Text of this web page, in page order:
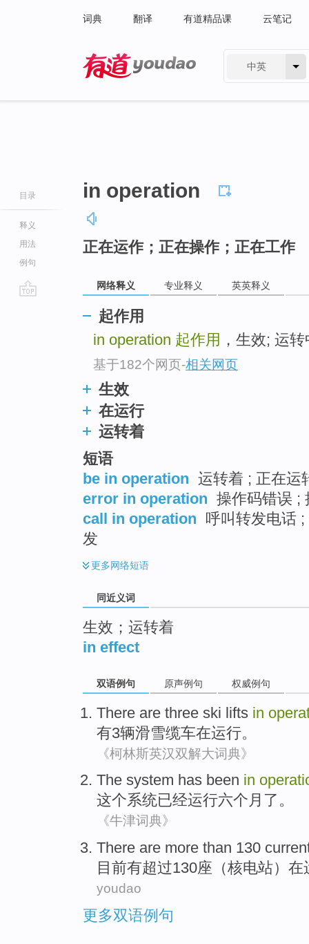
词典 翻译 有道精品课 云笔记
中英
目录
释义
用法
例句
in operation
正在运作；正在操作；正在工作
网络释义 专业释义 英英释义
起作用
in operation 起作用 ，生效; 运
基于182个网页-相关网页
生效
在运行
运转着
短语
be in operation 运转着 ; 正在运
error in operation 操作码错误 ;
call in operation 呼叫转发电话
发
更多网络短语
同近义词
生效；运转着
in effect
双语例句 原声例句 权威例句
There are three ski lifts in
有3辆滑雪缆车在运行。
《柯林斯英汉双解大词典》
The system has been in
这个系统已经运行六个月 了。
《牛津词典》
There are more than 130
目前有超过130座（核电站） 在
youdao
更多双语例句